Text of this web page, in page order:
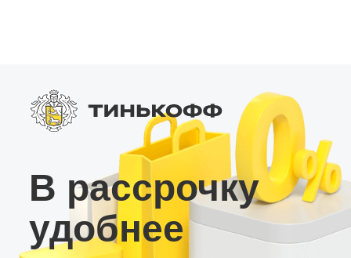
чувствительностью • Японская микросхема
усилителя и регулируемый RCA-выход для
сабвуфера • Подключение через SPDIF (Coax
и Toslink), слот для 4G сим-карты •
Возможность подключения AHD камеры
заднего вида и USB видеорегистратора •
Встроенный вентилятор охлаждения для
стабильной работы Выбирайте магнитолу
MyDisplay KS 4/32 – это надежное устройство с
широкими функциональными возможностями
для комфортного и безопасного вождения!
В рассрочку
удобнее